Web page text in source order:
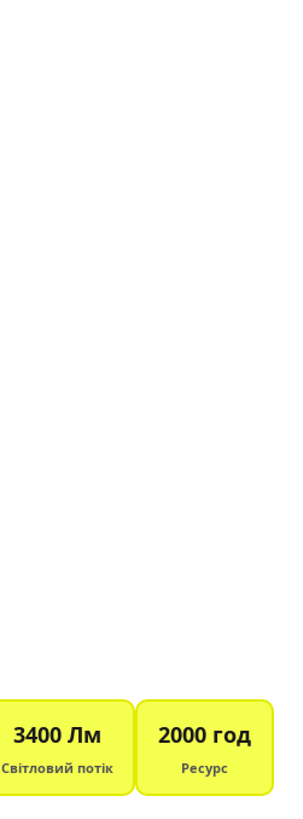
3400 Лм
Світловий потік
2000 год
Ресурс